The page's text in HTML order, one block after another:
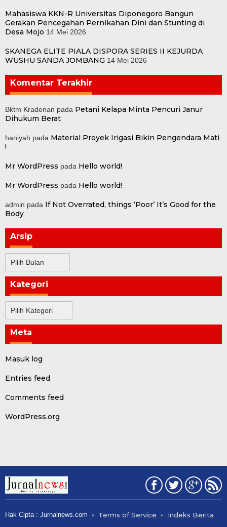
Mahasiswa KKN-R Universitas Diponegoro Bangun
Gerakan Pencegahan Pernikahan Dini dan Stunting di
Desa Mojo 14 Mei 2026
SKANEGA ELITE PIALA DISPORA SERIES II KEJURDA
WUSHU SANDA JOMBANG 14 Mei 2026
Komentar Terakhir
Bktm Kradenan pada Petani Kelapa Minta Pencuri Janur
Dihukum Berat
haniyah pada Material Proyek Irigasi Bikin Pengendara Mati
!
Mr WordPress pada Hello world!
Mr WordPress pada Hello world!
admin pada If Not Overrated, things ‘Poor’ It’s Good for the
Body
Arsip
Kategori
Meta
Masuk log
Entries feed
Comments feed
WordPress.org
Hak Cipta : Jurnalnews.com Terms of Service Indeks Berita